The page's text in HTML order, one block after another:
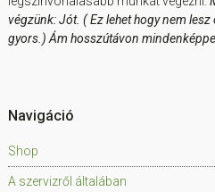
végzünk: Jót. ( Ez lehet hogy nem
gyors.) Ám hosszútávon
Navigáció
Shop
A szervizről általában